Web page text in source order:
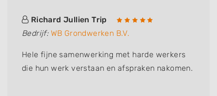
Richard Jullien Trip
Bedrijf: WB Grondwerken B.V.
Hele fijne samenwerking met harde werkers
die hun werk verstaan en afspraken nakomen.